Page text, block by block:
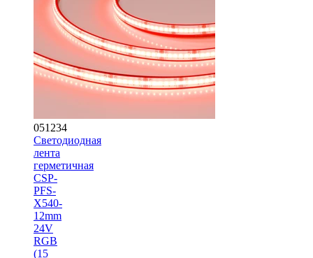
051234
Светодиодная
лента
герметичная
CSP-
PFS-
X540-
12mm
24V
RGB
(15